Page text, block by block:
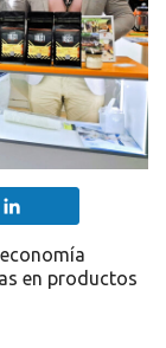
en productos